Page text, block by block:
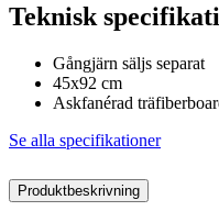
Teknisk
Gångjärn säljs separat
45x92 cm
Askfanérad
Se alla specifikationer
Produktbeskrivning